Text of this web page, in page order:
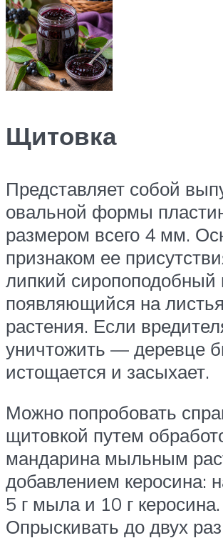
Щитовка
Представляет собой
овальной формы
размером всего 4 мм.
признаком ее
липкий сиропоподобный
появляющийся на
растения. Если
уничтожить — деревце
истощается и засыхает.
Можно попробовать
щитовкой путем
мандарина мыльным
добавлением керосина:
5 г мыла и 10 г керосина.
Опрыскивать до двух